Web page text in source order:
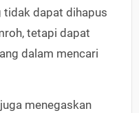
tidak dapat dihapus
tetapi dapat
dalam mencari
menegaskan